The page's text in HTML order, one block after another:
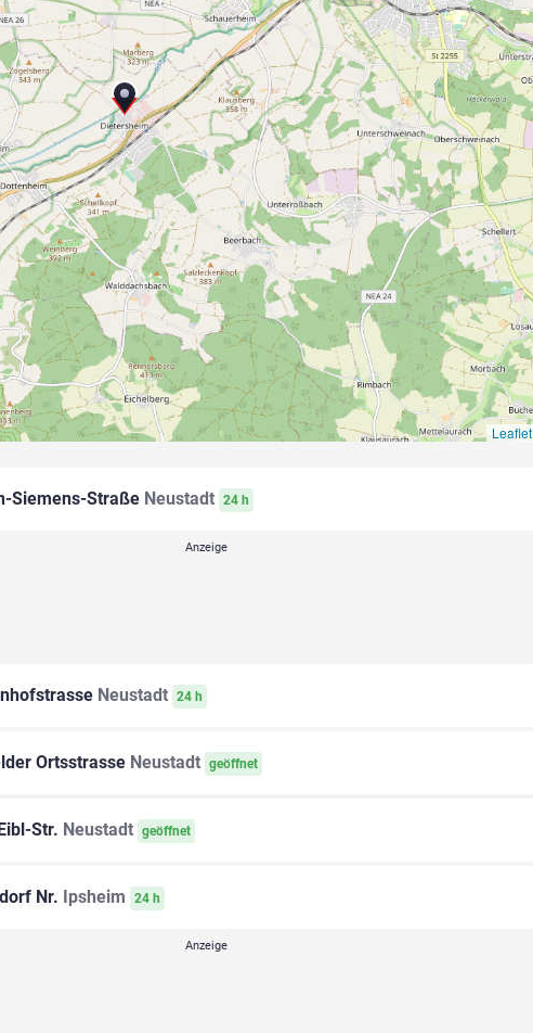
Leaflet
Siemens-Straße Neustadt 24 h
Neustadt 24 h
Ortsstrasse Neustadt geöffnet
Str. Neustadt geöffnet
Nr. Ipsheim 24 h